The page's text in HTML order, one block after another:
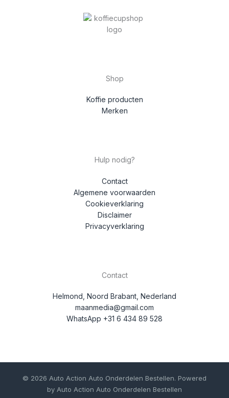
Shop
Koffie producten
Merken
Hulp nodig?
Contact
Algemene voorwaarden
Cookieverklaring
Disclaimer
Privacyverklaring
Contact
Helmond, Noord Brabant, Nederland
maanmedia@gmail.com
WhatsApp +31 6 434 89 528
© 2026 Auto Action Auto Onderdelen Bestellen. Powered
by Auto Action Auto Onderdelen Bestellen